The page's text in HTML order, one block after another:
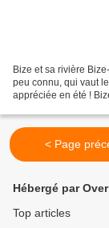
Bize et sa rivière
peu connu, qui vaut
appréciée en été !
< Page
Hébergé par
Top articles